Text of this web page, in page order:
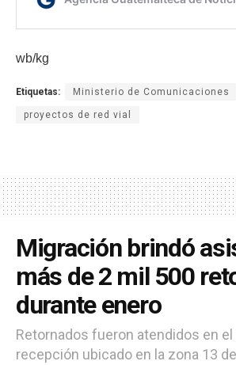
wb/kg
Etiquetas: Ministerio de Comunicaciones
proyectos de red vial
Migración brindó
más de 2 mil 500
durante enero
Retornados fueron atendidos en
recepción ubicado en la zona 13